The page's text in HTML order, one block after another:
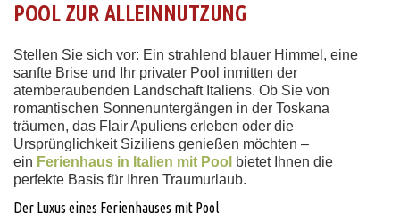
POOL ZUR ALLEINNUTZUNG
Stellen Sie sich vor: Ein strahlend blauer Himmel, eine
sanfte Brise und Ihr privater Pool inmitten der
atemberaubenden Landschaft Italiens. Ob Sie von
romantischen Sonnenuntergängen in der Toskana
träumen, das Flair Apuliens erleben oder die
Ursprünglichkeit Siziliens genießen möchten –
ein Ferienhaus in Italien mit Pool
bietet Ihnen die
perfekte Basis für Ihren Traumurlaub.
Der Luxus eines Ferienhauses mit Pool